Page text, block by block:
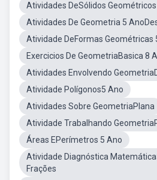
Atividades DeSólidos
Atividades De Geometria 5
Atividade DeFormas Geométricas
Exercicios De GeometriaBasica 8
Atividades Envolvendo
Atividade Polígonos5 Ano
Atividades Sobre GeometriaPlana
Atividade Trabalhando
Áreas EPerímetros 5 Ano
Atividade Diagnóstica
Frações